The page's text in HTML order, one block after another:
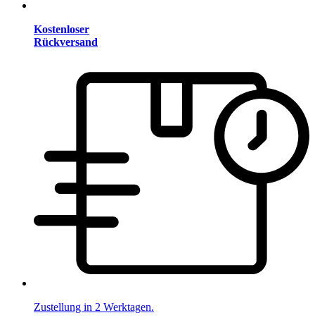
Kostenloser
Rückversand
Zustellung in 2 Werktagen.